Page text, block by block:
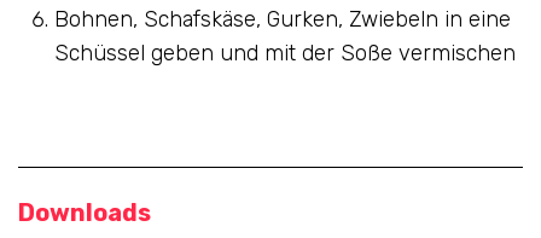
Bohnen, Schafskäse, Gurken, Zwiebeln in eine
Schüssel geben und mit der Soße vermischen
Downloads